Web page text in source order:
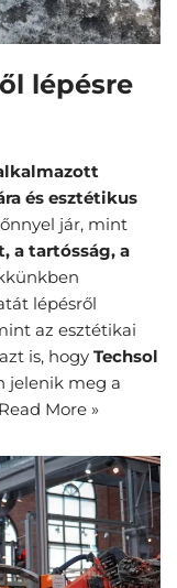
lépésre
és esztétikus
jár, mint
a tartósság, a
lépésről
az esztétikai
is, hogy Techsol
jelenik meg a
Read More »